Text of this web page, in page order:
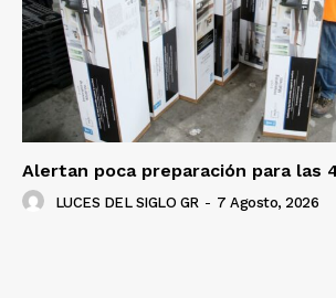
Políticas del Sitio
Información Propietaria / Financiación
Mi cuenta
Alertan poca preparación para las
LUCES DEL SIGLO GR - 7 Agosto, 2026